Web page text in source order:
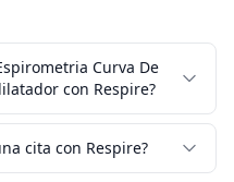
Curva De
con Respire?
cita con Respire?